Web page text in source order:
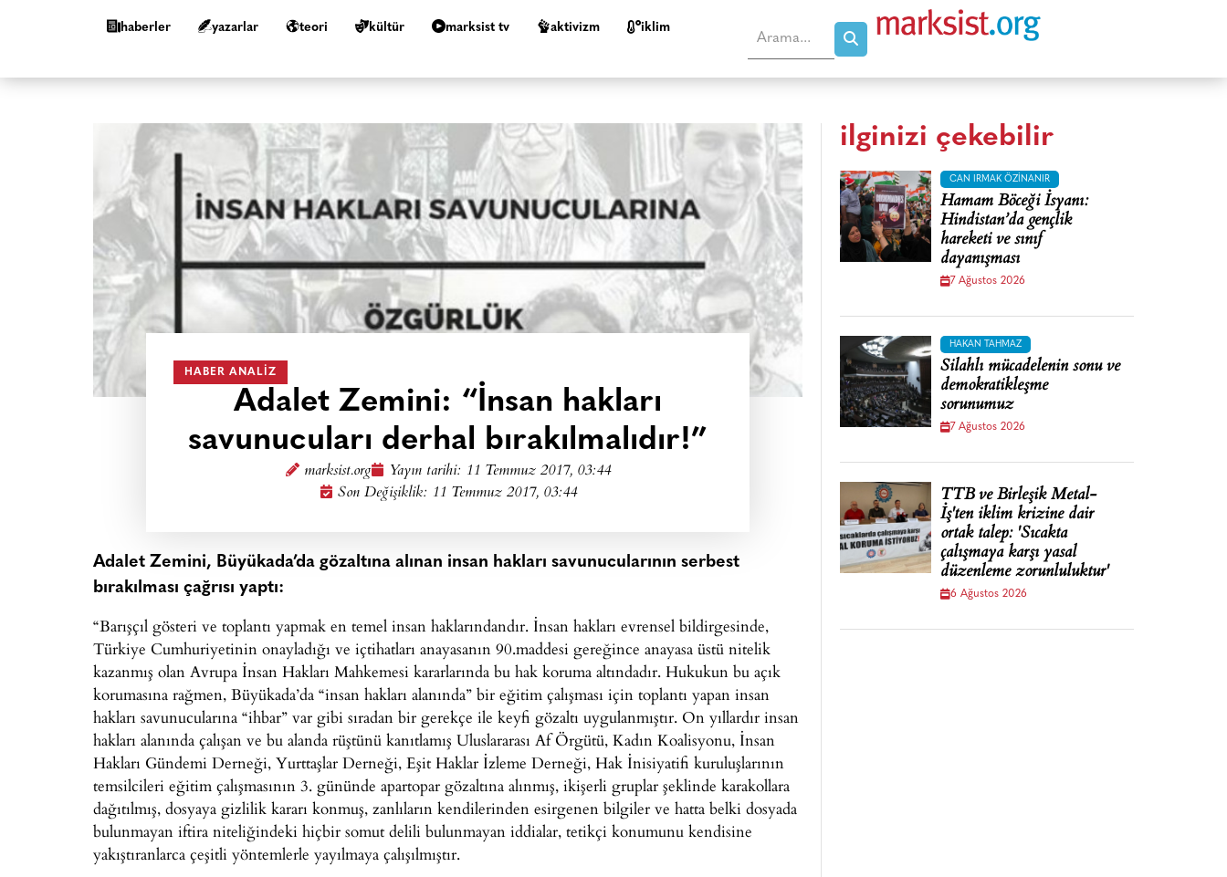
haberler yazarlar teori kültür marksist tv aktivizm i̇klim
HABER ANALIZ
Adalet Zemini: “İnsan hakları
savunucuları derhal bırakılmalıdır!”
marksist.org Yayın tarihi: 11 Temmuz 2017, 03:44
Son Değişiklik: 11 Temmuz 2017, 03:44
Adalet Zemini, Büyükada’da gözaltına alınan insan hakları savunucularının serbest
bırakılması çağrısı yaptı:
“Barışçıl gösteri ve toplantı yapmak en temel insan haklarındandır. İnsan hakları evrensel bildirgesinde,
Türkiye Cumhuriyetinin onayladığı ve içtihatları anayasanın 90.maddesi gereğince anayasa üstü nitelik
kazanmış olan Avrupa İnsan Hakları Mahkemesi kararlarında bu hak koruma altındadır. Hukukun bu açık
korumasına rağmen, Büyükada’da “insan hakları alanında” bir eğitim çalışması için toplantı yapan insan
hakları savunucularına “ihbar” var gibi sıradan bir gerekçe ile keyfi gözaltı uygulanmıştır. On yıllardır insan
hakları alanında çalışan ve bu alanda rüştünü kanıtlamış Uluslararası Af Örgütü, Kadın Koalisyonu, İnsan
Hakları Gündemi Derneği, Yurttaşlar Derneği, Eşit Haklar İzleme Derneği, Hak İnisiyatifi kuruluşlarının
temsilcileri eğitim çalışmasının 3. gününde apartopar gözaltına alınmış, ikişerli gruplar şeklinde karakollara
dağıtılmış, dosyaya gizlilik kararı konmuş, zanlıların kendilerinden esirgenen bilgiler ve hatta belki dosyada
bulunmayan iftira niteliğindeki hiçbir somut delili bulunmayan iddialar, tetikçi konumunu kendisine
yakıştıranlarca çeşitli yöntemlerle yayılmaya çalışılmıştır.
ilginizi çekebilir
CAN IRMAK ÖZINANIR
Hamam Böceği İsyanı:
Hindistan’da gençlik
hareketi ve sınıf
dayanışması
7 Ağustos 2026
HAKAN TAHMAZ
Silahlı mücadelenin sonu ve
demokratikleşme
sorunumuz
7 Ağustos 2026
TTB ve Birleşik Metal-
İş'ten iklim krizine dair
ortak talep: 'Sıcakta
çalışmaya karşı yasal
düzenleme zorunluluktur'
6 Ağustos 2026